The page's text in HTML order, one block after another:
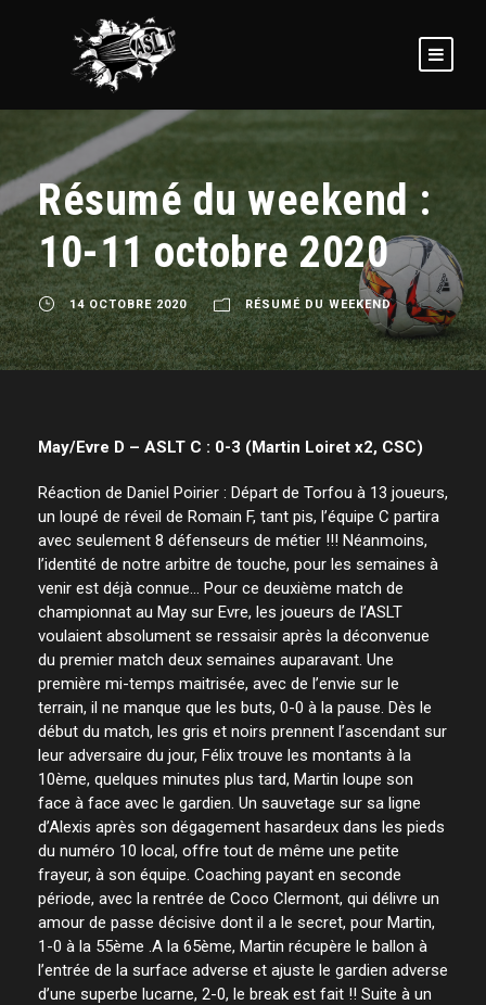
Résumé du weekend :
10-11 octobre 2020
14 OCTOBRE 2020 RÉSUMÉ DU WEEKEND
May/Evre D – ASLT C : 0-3 (Martin Loiret x2, CSC)
Réaction de Daniel Poirier : Départ de Torfou à 13 joueurs,
un loupé de réveil de Romain F, tant pis, l’équipe C partira
avec seulement 8 défenseurs de métier !!! Néanmoins,
l’identité de notre arbitre de touche, pour les semaines à
venir est déjà connue… Pour ce deuxième match de
championnat au May sur Evre, les joueurs de l’ASLT
voulaient absolument se ressaisir après la déconvenue
du premier match deux semaines auparavant. Une
première mi-temps maitrisée, avec de l’envie sur le
terrain, il ne manque que les buts, 0-0 à la pause. Dès le
début du match, les gris et noirs prennent l’ascendant sur
leur adversaire du jour, Félix trouve les montants à la
10ème, quelques minutes plus tard, Martin loupe son
face à face avec le gardien. Un sauvetage sur sa ligne
d’Alexis après son dégagement hasardeux dans les pieds
du numéro 10 local, offre tout de même une petite
frayeur, à son équipe. Coaching payant en seconde
période, avec la rentrée de Coco Clermont, qui délivre un
amour de passe décisive dont il a le secret, pour Martin,
1-0 à la 55ème .A la 65ème, Martin récupère le ballon à
l’entrée de la surface adverse et ajuste le gardien adverse
d’une superbe lucarne, 2-0, le break est fait !! Suite à un